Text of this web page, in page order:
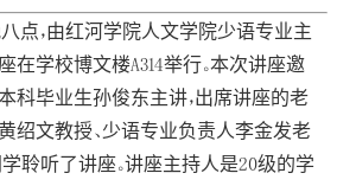
八点，由红河学院人文学院少语专业主
在学校博文楼A314举行。本次讲座邀
科毕业生孙俊东主讲，出席讲座的老
绍文教授、少语专业负责人李金发老
学聆听了讲座。讲座主持人是20级的学